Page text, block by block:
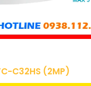
C32HS (2MP)